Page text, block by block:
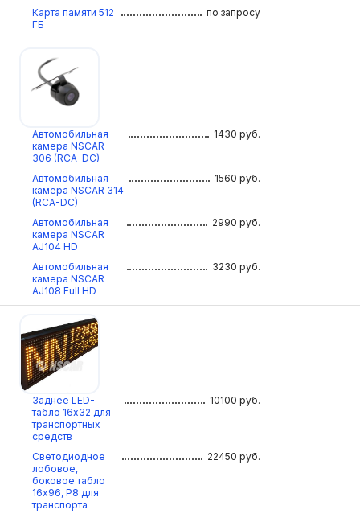
Карта памяти 512
ГБ
по запросу
Автомобильная
камера NSCAR
306 (RCA-DC)
1430 руб.
Автомобильная
камера NSCAR 314
(RCA-DC)
1560 руб.
Автомобильная
камера NSCAR
AJ104 HD
2990 руб.
Автомобильная
камера NSCAR
AJ108 Full HD
3230 руб.
Заднее LED-
табло 16х32 для
транспортных
средств
10100 руб.
Светодиодное
лобовое,
боковое табло
16х96, Р8 для
транспорта
22450 руб.